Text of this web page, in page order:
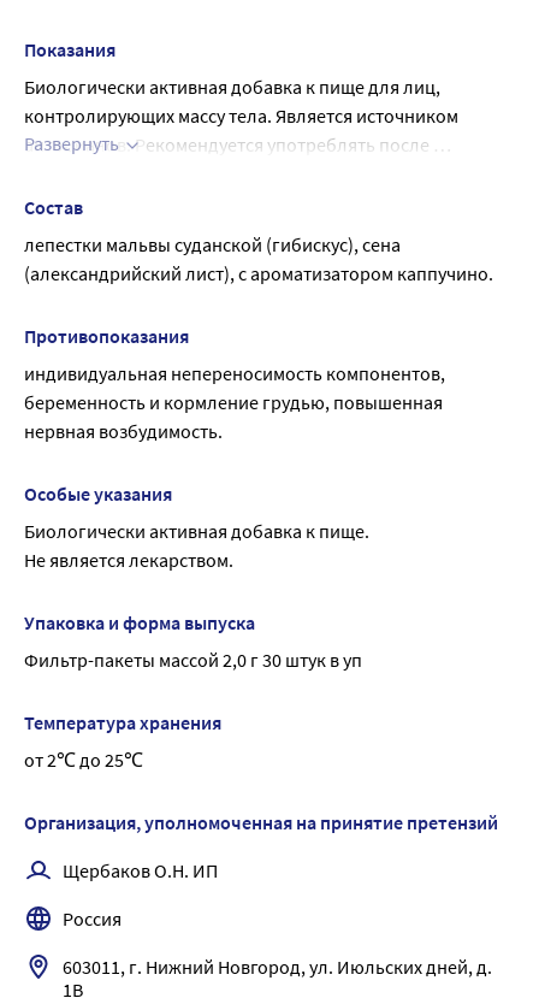
Показания
Биологически активная добавка к пище для лиц,
контролирующих массу тела. Является источником
антоцианов. Рекомендуется употреблять после
Обладает легким слабительным действием. Перед
применением рекомендуется проконсультироваться с
врачом.
Развернуть
Состав
лепестки мальвы суданской (гибискус), сена
(александрийский лист), с ароматизатором каппучино.
Противопоказания
индивидуальная непереносимость компонентов,
беременность и кормление грудью, повышенная
нервная возбудимость.
Особые указания
Биологически активная добавка к пище.
Не является лекарством.
Упаковка и форма выпуска
Фильтр-пакеты массой 2,0 г 30 штук в уп
Температура хранения
от 2℃ до 25℃
Организация, уполномоченная на принятие претензий
Щербаков О.Н. ИП
Россия
603011, г. Нижний Новгород, ул. Июльских дней, д.
1В